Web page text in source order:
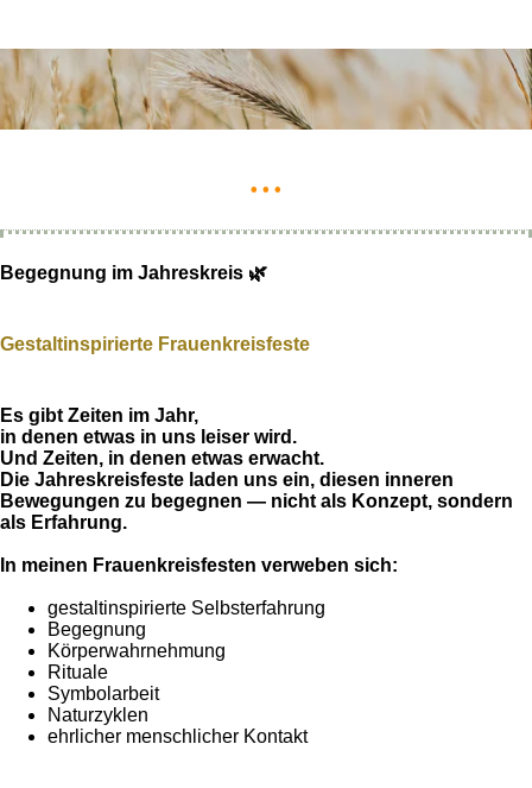
• • •
Begegnung im Jahreskreis 🌿
Gestaltinspirierte Frauenkreisfeste
Es gibt Zeiten im Jahr,
in denen etwas in uns leiser wird.
Und Zeiten, in denen etwas erwacht.
Die Jahreskreisfeste laden uns ein, diesen inneren
Bewegungen zu begegnen — nicht als Konzept, sondern
als Erfahrung.
In meinen Frauenkreisfesten verweben sich:
gestaltinspirierte Selbsterfahrung
Begegnung
Körperwahrnehmung
Rituale
Symbolarbeit
Naturzyklen
ehrlicher menschlicher Kontakt